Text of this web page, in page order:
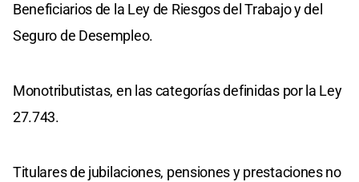
Beneficiarios de la Ley de Riesgos del Trabajo y del
Seguro de Desempleo.
Monotributistas, en las categorías definidas por la Ley
27.743.
Titulares de jubilaciones, pensiones y prestaciones no